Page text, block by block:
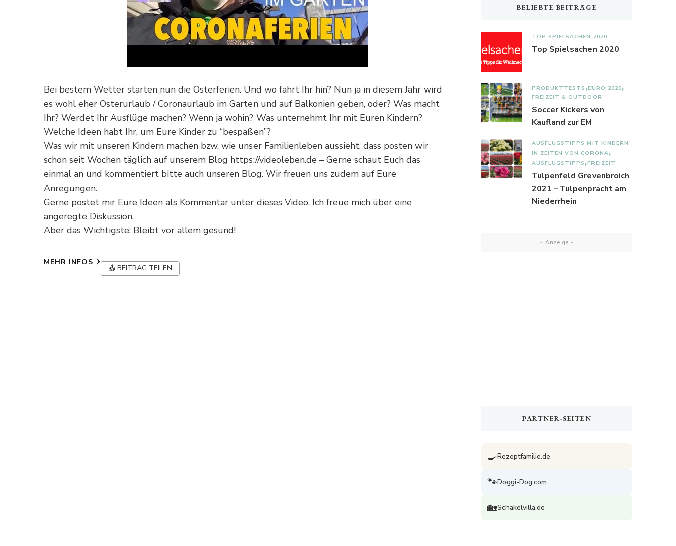
Bei bestem Wetter starten nun die Osterferien. Und wo fahrt Ihr hin? Nun ja in diesem Jahr wird
es wohl eher Osterurlaub / Coronaurlaub im Garten und auf Balkonien geben, oder? Was macht
Ihr? Werdet Ihr Ausflüge machen? Wenn ja wohin? Was unternehmt Ihr mit Euren Kindern?
Welche Ideen habt Ihr, um Eure Kinder zu “bespaßen”?
Was wir mit unseren Kindern machen bzw. wie unser Familienleben aussieht, dass posten wir
schon seit Wochen täglich auf unserem Blog https://videoleben.de – Gerne schaut Euch das
einmal an und kommentiert bitte auch unseren Blog. Wir freuen uns zudem auf Eure
Anregungen.
Gerne postet mir Eure Ideen als Kommentar unter dieses Video. Ich freue mich über eine
angeregte Diskussion.
Aber das Wichtigste: Bleibt vor allem gesund!
MEHR INFOS
📤 BEITRAG TEILEN
BELIEBTE BEITRÄGE
TOP SPIELSACHEN 2020
Top Spielsachen 2020
PRODUKTTESTS EURO 2020
FREIZEIT & OUTDOOR
Soccer Kickers von
Kaufland zur EM
AUSFLUGSTIPPS MIT KINDERN
IN ZEITEN VON CORONA
AUSFLUGSTIPPS FREIZEIT
Tulpenfeld Grevenbroich
2021 – Tulpenpracht am
Niederrhein
- Anzeige -
PARTNER-SEITEN
🍳Rezeptfamilie.de
🐾Doggi-Dog.com
🏡Schakelvilla.de